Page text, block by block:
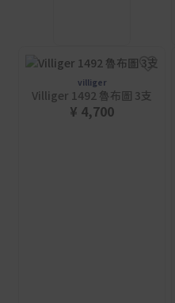
villiger
Villiger 1492 魯布圖 3支
¥ 4,700